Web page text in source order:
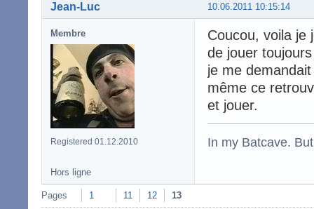
10.06.2011 10:15:14
Jean-Luc
Membre
Registered 01.12.2010
Coucou, voila je
de jouer
je me
même ce
et jouer.
In my Batcave.
Hors ligne
Pages 1 11 12 13